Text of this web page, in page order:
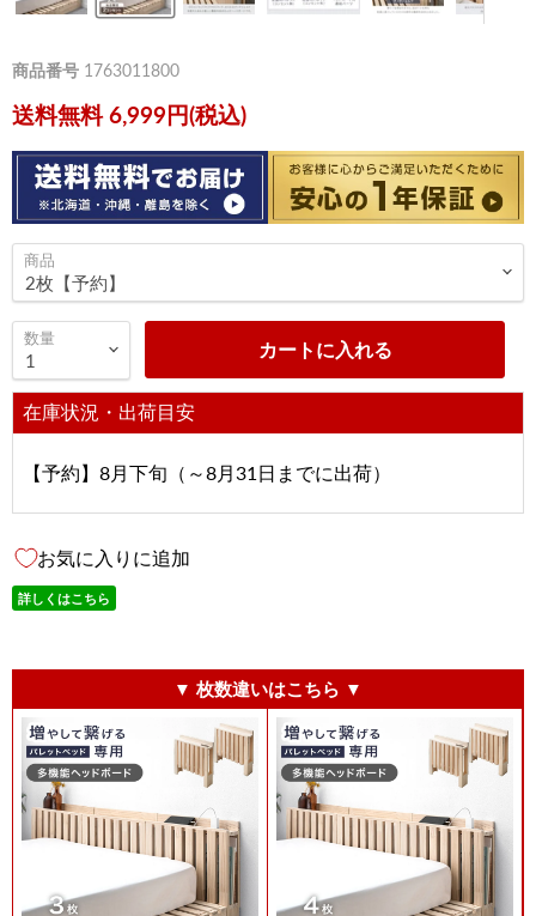
商品番号 1763011800
送料無料 6,999円(税込)
商品
数量
カートに入れる
在庫状況・出荷目安
【予約】8月下旬（～8月31日までに出荷）
お気に入りに追加
詳しくはこちら
▼ 枚数違いはこちら ▼